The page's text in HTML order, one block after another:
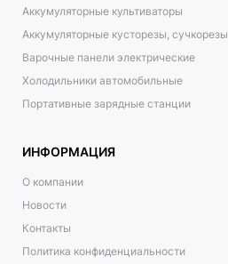
Аккумуляторные культиваторы
Аккумуляторные кусторезы, сучкорезы
Варочные панели электрические
Холодильники автомобильные
Портативные зарядные станции
ИНФОРМАЦИЯ
О компании
Новости
Контакты
Политика конфиденциальности